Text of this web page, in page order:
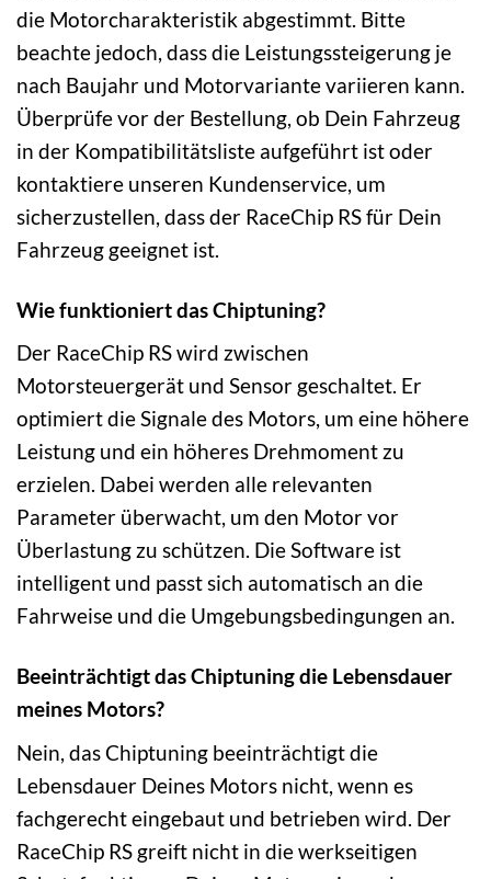
die Motorcharakteristik abgestimmt. Bitte
beachte jedoch, dass die Leistungssteigerung je
nach Baujahr und Motorvariante variieren kann.
Überprüfe vor der Bestellung, ob Dein Fahrzeug
in der Kompatibilitätsliste aufgeführt ist oder
kontaktiere unseren Kundenservice, um
sicherzustellen, dass der RaceChip RS für Dein
Fahrzeug geeignet ist.
Wie funktioniert das Chiptuning?
Der RaceChip RS wird zwischen
Motorsteuergerät und Sensor geschaltet. Er
optimiert die Signale des Motors, um eine höhere
Leistung und ein höheres Drehmoment zu
erzielen. Dabei werden alle relevanten
Parameter überwacht, um den Motor vor
Überlastung zu schützen. Die Software ist
intelligent und passt sich automatisch an die
Fahrweise und die Umgebungsbedingungen an.
Beeinträchtigt das Chiptuning die Lebensdauer
meines Motors?
Nein, das Chiptuning beeinträchtigt die
Lebensdauer Deines Motors nicht, wenn es
fachgerecht eingebaut und betrieben wird. Der
RaceChip RS greift nicht in die werkseitigen